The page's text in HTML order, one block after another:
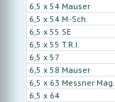
6,5 x 54 Mauser
6,5 x 54 M.-Sch.
6,5 x 55 SE
6,5 x 55 T.R.I.
6,5 x 57
6,5 x 58 Mauser
6,5 x 63 Messner Mag.
6,5 x 64